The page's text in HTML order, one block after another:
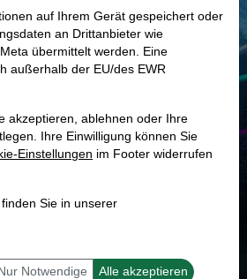
362,78 Mio. USD
160,00 Mio. USD
47.8 %
Aktie erfolgreich sein.
auf Ihrem Gerät gespeichert oder
an Drittanbieter wie
übermittelt werden. Eine
außerhalb der EU/des EWR
akzeptieren, ablehnen oder Ihre
Ihre Einwilligung können Sie
Einstellungen im Footer widerrufen
Sie in unserer
Nur Notwendige Alle akzeptieren